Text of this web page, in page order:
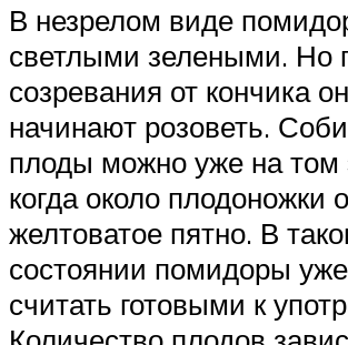
В незрелом виде
светлыми зелеными. Но
созревания от кончика
начинают розоветь.
плоды можно уже на том
когда около плодоножки
желтоватое пятно. В
состоянии помидоры
считать готовыми к